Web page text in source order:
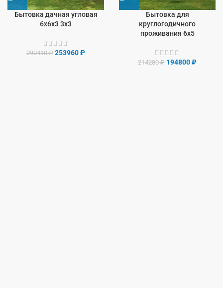
Бытовка дачная угловая
6х6х3 3х3
290410₽ 253960₽
Бытовка для
круглогодичного
проживания 6х5
214280₽ 194800₽